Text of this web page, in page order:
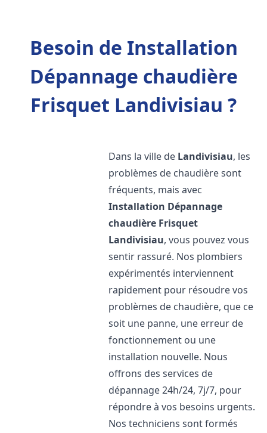
Besoin de Installation
Dépannage chaudière
Frisquet Landivisiau ?
Dans la ville de Landivisiau, les
problèmes de chaudière sont
fréquents, mais avec
Installation Dépannage
chaudière Frisquet
Landivisiau, vous pouvez vous
sentir rassuré. Nos plombiers
expérimentés interviennent
rapidement pour résoudre vos
problèmes de chaudière, que ce
soit une panne, une erreur de
fonctionnement ou une
installation nouvelle. Nous
offrons des services de
dépannage 24h/24, 7j/7, pour
répondre à vos besoins urgents.
Nos techniciens sont formés